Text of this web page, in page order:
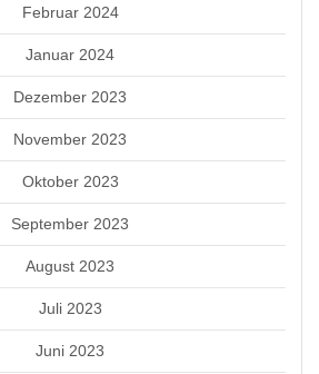
Februar 2024
Januar 2024
Dezember 2023
November 2023
Oktober 2023
September 2023
August 2023
Juli 2023
Juni 2023